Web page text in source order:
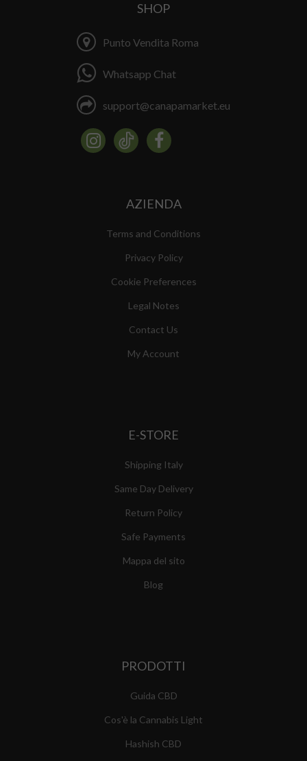
SHOP
Punto Vendita Roma
Whatsapp Chat
support@canapamarket.eu
AZIENDA
Terms and Conditions
Privacy Policy
Cookie Preferences
Legal Notes
Contact Us
My Account
E-STORE
Shipping Italy
Same Day Delivery
Return Policy
Safe Payments
Mappa del sito
Blog
PRODOTTI
Guida CBD
Cos'è la Cannabis Light
Hashish CBD